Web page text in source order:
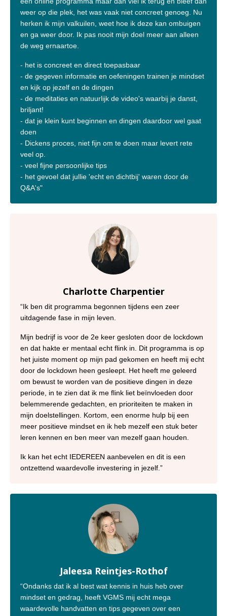
weer op die plek, het was vaak niet concreet genoeg. Nu
herken ik mijn valkuilen, weet hoe ik deze kan ombuigen
en ga weer door. Ik pas nooit mijn doel meer aan alleen
de weg ernaartoe.
- het is concreet en direct toepasbaar
- de gegeven informatie en oefeningen trainen je mindset
en kijk op jezelf en de dingen
- de meditaties en natuurlijk de video's waarbij je danst,
briljant!
- dat je klein kunt beginnen en dingen daardoor wel gaat
doen
- Dickens proces, niet fijn om te doen maar levert rete
veel op.
- veel fijne persoonlijke tips
- het gevoel dat jullie 'echt en dichtbij' waren door de
Q&A's"
Charlotte Charpentier
“Ik ben dit programma begonnen tijdens een zeer
uitdagende fase in mijn leven.
Mijn bedrijf is voor de 2e keer gesloten door de lockdown
en dat hakte er mentaal echt flink in. Dit programma is op
het juiste moment op mijn pad gekomen en heeft mij echt
door de lockdown heen gesleept. Het heeft me geleerd
om bewust te worden van de positieve dingen in deze
periode, in te zien dat ik me flink liet beïnvloeden door
belemmerende gedachten, en prioriteiten te maken in
mijn doelstellingen. Kortom, een enorme hulp bij een
meer positieve mindset en ik heb mezelf een stuk beter
leren kennen en ben meer van mezelf gaan houden.
Ik kan het echt IEDEREEN aanbevelen en dit is een
ontzettend waardevolle investering in jezelf. ”
Jaleesa Reintjes-Rothof
“Ondanks dat ik al best wat kennis in huis heb over
mindset en gedrag, heeft VGMS mij echt mega
waardevolle handvatten en tips gegeven over een